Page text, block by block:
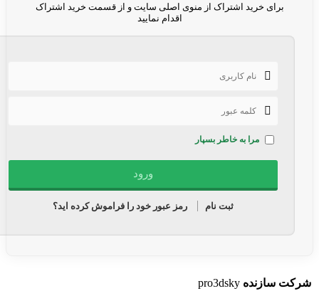
برای خرید اشتراک از منوی اصلی سایت و از قسمت خرید اشتراک
اقدام نمایید
مرا به خاطر بسپار
ثبت نام رمز عبور خود را فراموش کرده اید؟
شرکت سازنده pro3dsky